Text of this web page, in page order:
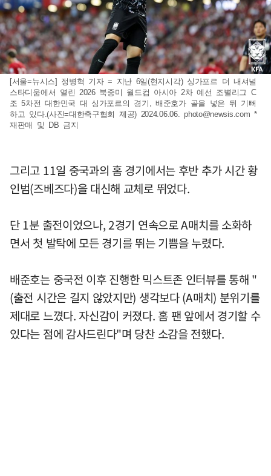
[서울=뉴시스] 정병혁 기자 = 지난 6일(현지시각) 싱가포르 더 내셔널
스타디움에서 열린 2026 북중미 월드컵 아시아 2차 예선 조별리그 C
조 5차전 대한민국 대 싱가포르의 경기, 배준호가 골을 넣은 뒤 기뻐
하고 있다.(사진=대한축구협회 제공) 2024.06.06.photo@newsis.com *
재판매 및 DB 금지
그리고 11일 중국과의 홈 경기에서는 후반 추가 시간 황
인범(즈베즈다)을 대신해 교체로 뛰었다.
단 1분 출전이었으나, 2경기 연속으로 A매치를 소화하
면서 첫 발탁에 모든 경기를 뛰는 기쁨을 누렸다.
배준호는 중국전 이후 진행한 믹스트존 인터뷰를 통해 "
(출전 시간은 길지 않았지만) 생각보다 (A매치) 분위기를
제대로 느꼈다. 자신감이 커졌다. 홈 팬 앞에서 경기할 수
있다는 점에 감사드린다"며 당찬 소감을 전했다.